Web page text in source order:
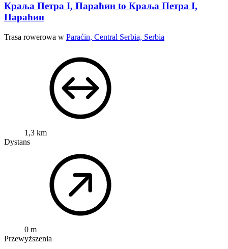
Краља Петра I, Параћин to Краља Петра I,
Параћин
Trasa rowerowa w Paraćin, Central Serbia, Serbia
1,3 km
Dystans
0 m
Przewyższenia